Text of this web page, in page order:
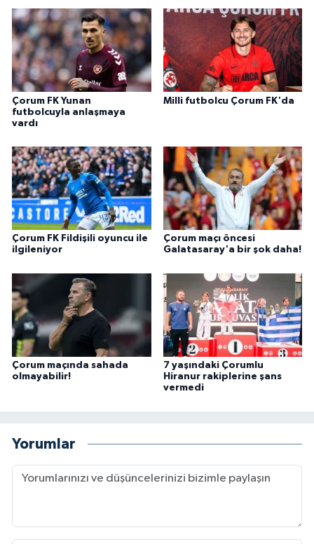
Çorum FK Yunan
futbolcuyla anlaşmaya
vardı
Milli futbolcu Çorum FK'da
Çorum FK Fildişili oyuncu ile
ilgileniyor
Çorum maçı öncesi
Galatasaray'a bir şok daha!
Çorum maçında sahada
olmayabilir!
7 yaşındaki Çorumlu
Hiranur rakiplerine şans
vermedi
Yorumlar